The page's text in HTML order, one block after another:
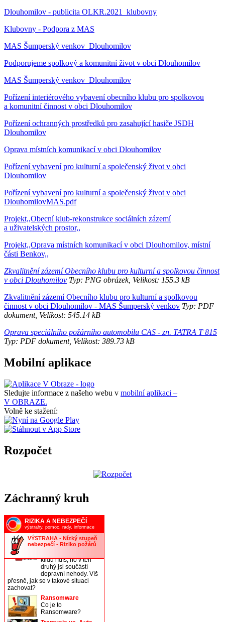
Dlouhomilov - publicita OLKR.2021_klubovny
Klubovny - Podpora z MAS
MAS Šumperský venkov_Dlouhomilov
Podporujeme spolkový a komunitní život v obci Dlouhomilov
MAS Šumperský venkov_Dlouhomilov
Pořízení interiérového vybavení obecního klubu pro spolkovou
a komunitní činnost v obci Dlouhomilov
Pořízení ochranných prostředků pro zasahující hasiče JSDH
Dlouhomilov
Oprava místních komunikací v obci Dlouhomilov
Pořízení vybavení pro kulturní a společenský život v obci
Dlouhomilov
Pořízení vybavení pro kulturní a společenský život v obci
DlouhomilovMAS.pdf
Projekt,,Obecní klub-rekonstrukce sociálních zázemí
a uživatelských prostor,,
Projekt,,Oprava místních komunikací v obci Dlouhomilov, místní
části Benkov,,
Zkvalitnění zázemí Obecního klubu pro kulturní a spolkovou činnost
v obci Dlouhomilov Typ: PNG obrázek, Velikost: 155.3 kB
Zkvalitnění zázemí Obecního klubu pro kulturní a spolkovou
činnost v obci Dlouhomilov - MAS Šumperský venkov Typ: PDF
dokument, Velikost: 545.14 kB
Oprava speciálního požárního automobilu CAS - zn. TATRA T 815
Typ: PDF dokument, Velikost: 389.73 kB
Mobilní aplikace
Sledujte informace z našeho webu v mobilní aplikaci –
V OBRAZE.
Volně ke stažení:
Rozpočet
Záchranný kruh